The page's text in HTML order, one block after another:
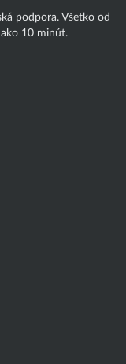
podpora. Všetko od
10 minút.